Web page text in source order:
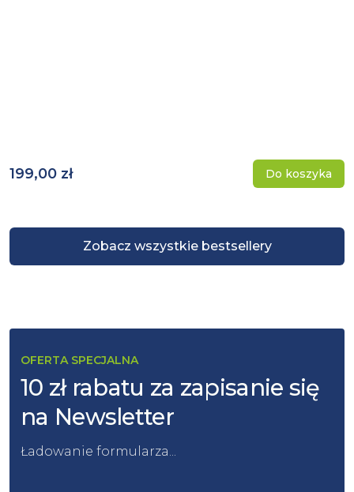
Zobacz wszystkie bestsellery
199,00 zł Do koszyka
OFERTA SPECJALNA
10 zł rabatu za zapisanie się
na Newsletter
Ładowanie formularza...